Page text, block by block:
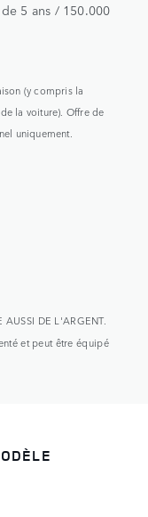
5 ans / 150.000
(y compris la
la voiture). Offre de
uniquement.
AUSSI DE L'ARGENT.
et peut être équipé